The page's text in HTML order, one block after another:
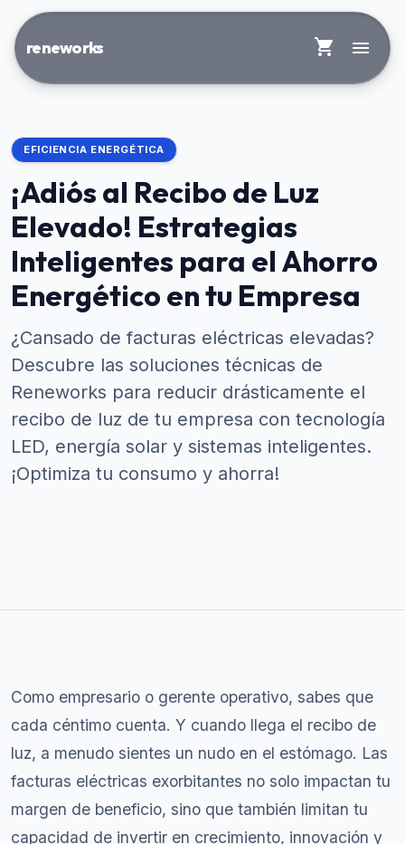
reneworks shopping_cart menu
EFICIENCIA ENERGÉTICA
¡Adiós al Recibo de Luz
Elevado! Estrategias
Inteligentes para el Ahorro
Energético en tu Empresa
¿Cansado de facturas eléctricas elevadas?
Descubre las soluciones técnicas de
Reneworks para reducir drásticamente el
recibo de luz de tu empresa con tecnología
LED, energía solar y sistemas inteligentes.
¡Optimiza tu consumo y ahorra!
Como empresario o gerente operativo, sabes que
cada céntimo cuenta. Y cuando llega el recibo de
luz, a menudo sientes un nudo en el estómago. Las
facturas eléctricas exorbitantes no solo impactan tu
margen de beneficio, sino que también limitan tu
capacidad de invertir en crecimiento, innovación y